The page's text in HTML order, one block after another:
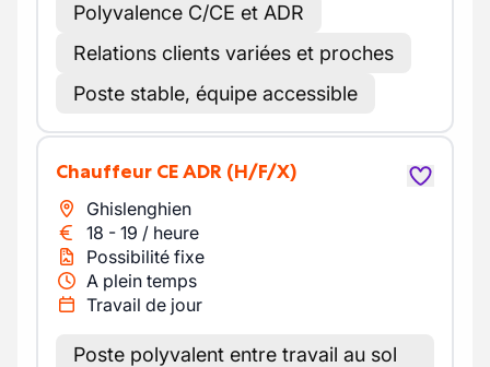
Polyvalence C/CE et ADR
Relations clients variées et proches
Poste stable, équipe accessible
Chauffeur CE ADR (H/F/X)
Ghislenghien
18 - 19 / heure
Possibilité fixe
A plein temps
Travail de jour
Poste polyvalent entre travail au sol